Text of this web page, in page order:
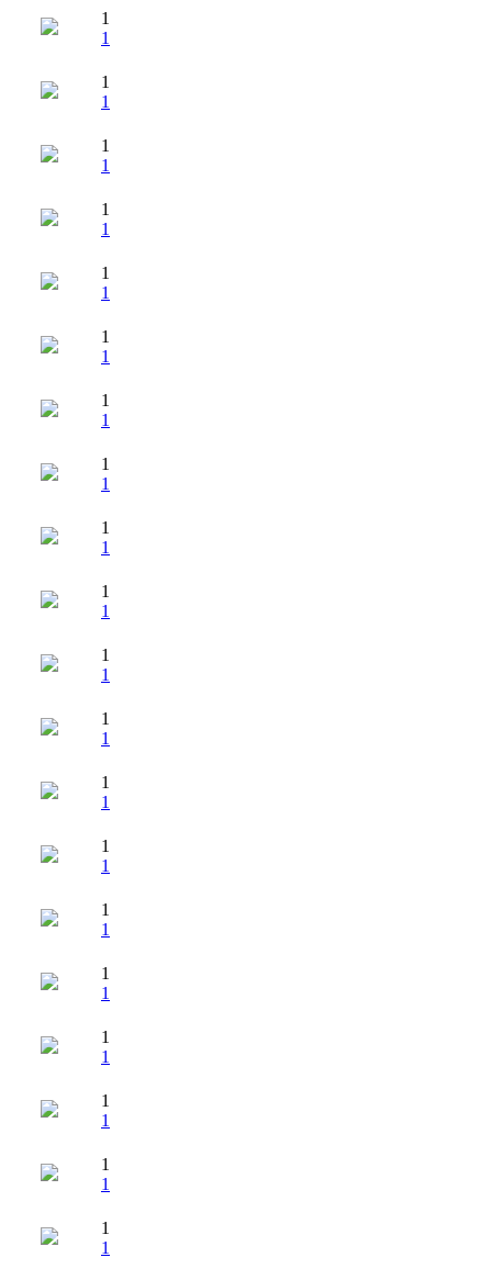
1
1
1
1
1
1
1
1
1
1
1
1
1
1
1
1
1
1
1
1
1
1
1
1
1
1
1
1
1
1
1
1
1
1
1
1
1
1
1
1